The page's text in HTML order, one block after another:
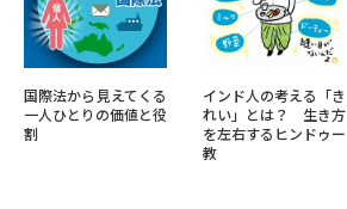
国際法から見えてくる
一人ひとりの価値と役
割
インド人の考える「き
れい」とは？ 生き方
を左右するヒンドゥー
教